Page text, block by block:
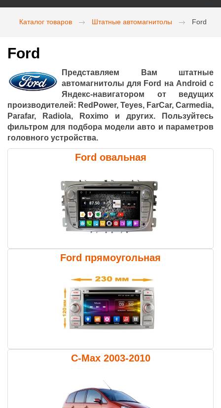
Каталог товаров Штатные автомагнитолы Ford
Ford
Представляем Вам штатные
автомагнитолы для Ford на Android с
Яндекс-навигатором от ведущих
производителей: RedPower, Teyes, FarCar, Carmedia,
Parafar, Radiola, Roximo и других. Пользуйтесь
фильтром для подбора модели авто и параметров
головного устройства.
Ford овальная
Ford прямоугольная
C-Max 2003-2010